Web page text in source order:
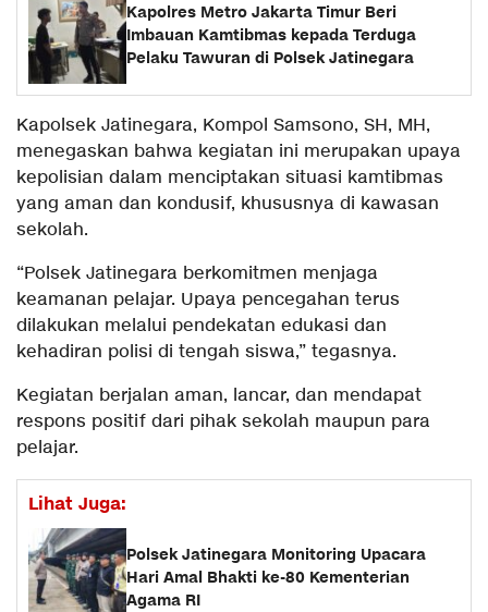
Kapolres Metro Jakarta Timur Beri
Imbauan Kamtibmas kepada Terduga
Pelaku Tawuran di Polsek Jatinegara
Kapolsek Jatinegara, Kompol Samsono, SH, MH,
menegaskan bahwa kegiatan ini merupakan upaya
kepolisian dalam menciptakan situasi kamtibmas
yang aman dan kondusif, khususnya di kawasan
sekolah.
“Polsek Jatinegara berkomitmen menjaga
keamanan pelajar. Upaya pencegahan terus
dilakukan melalui pendekatan edukasi dan
kehadiran polisi di tengah siswa,” tegasnya.
Kegiatan berjalan aman, lancar, dan mendapat
respons positif dari pihak sekolah maupun para
pelajar.
Lihat Juga:
Polsek Jatinegara Monitoring Upacara
Hari Amal Bhakti ke-80 Kementerian
Agama RI